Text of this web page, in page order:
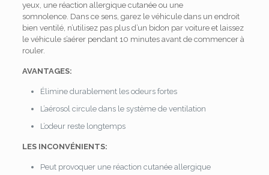
yeux, une réaction allergique cutanée ou une
somnolence. Dans ce sens, garez le véhicule dans un endroit
bien ventilé, n’utilisez pas plus d’un bidon par voiture et laissez
le véhicule s’aérer pendant 10 minutes avant de commencer à
rouler.
AVANTAGES:
Élimine durablement les odeurs fortes
L’aérosol circule dans le système de ventilation
L’odeur reste longtemps
LES INCONVÉNIENTS:
Peut provoquer une réaction cutanée allergique